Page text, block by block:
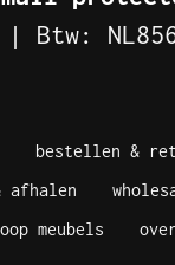
| Btw:
bestellen &
afhalen
meubels